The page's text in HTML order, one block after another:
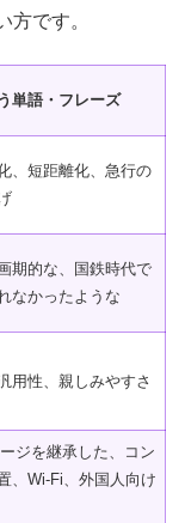
方です。
単語・フレーズ
、短距離化、急行の
期的な、国鉄時代で
なかったような
用性、親しみやすさ
ジを継承した、コン
、Wi-Fi、外国人向け